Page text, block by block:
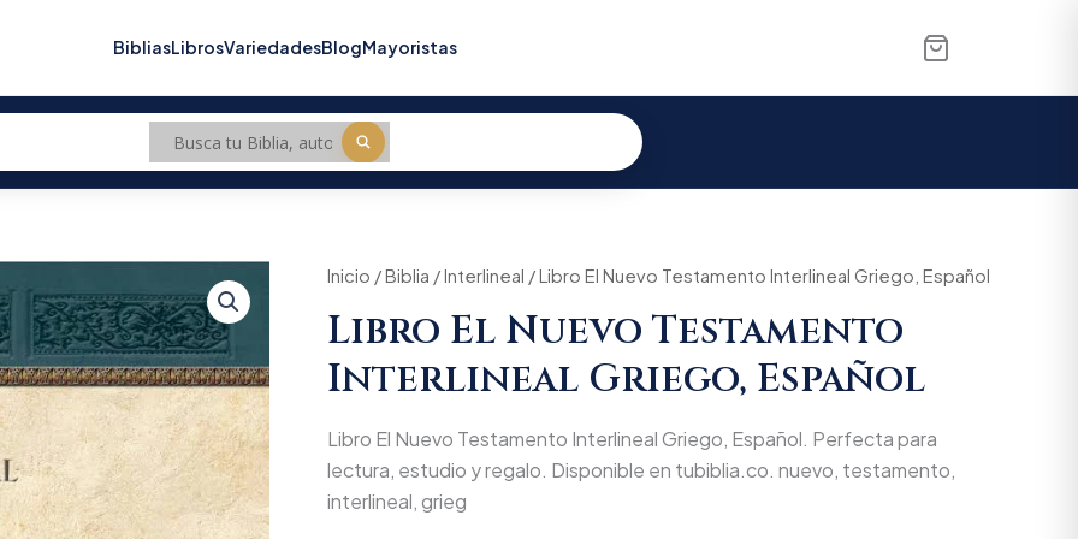
BibliasLibrosVariedadesBlogMayoristas
Inicio /Biblia /Interlineal / Libro El Nuevo Testamento Interlineal Griego, Español
Libro El Nuevo Testamento
Interlineal Griego, Español
Libro El Nuevo Testamento Interlineal Griego, Español. Perfecta para
lectura, estudio y regalo. Disponible en tubiblia.co. nuevo, testamento,
interlineal, grieg
Libro
Nuevo
Testamento
Interlineal
Griego,
cantidad